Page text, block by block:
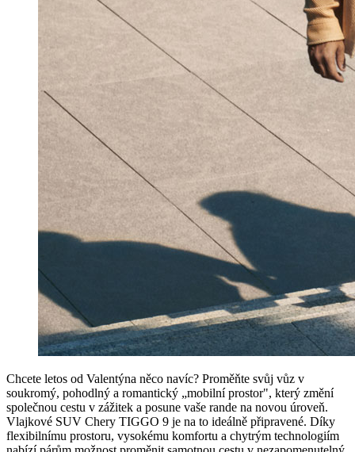
Chcete letos od Valentýna něco navíc? Proměňte svůj vůz v
soukromý, pohodlný a romantický „mobilní prostor", který změní
společnou cestu v zážitek a posune vaše rande na novou úroveň.
Vlajkové SUV Chery TIGGO 9 je na to ideálně připravené. Díky
flexibilnímu prostoru, vysokému komfortu a chytrým technologiím